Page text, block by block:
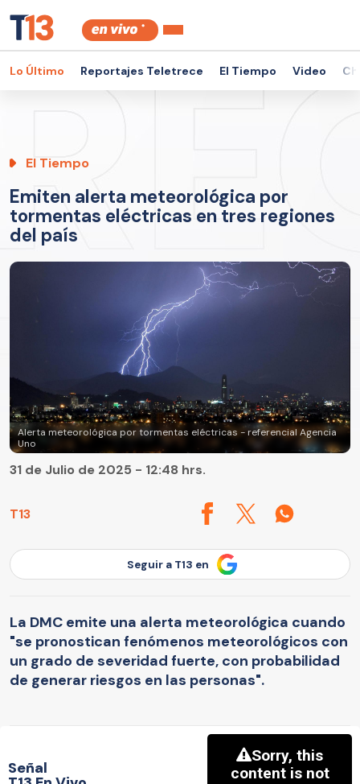
Lo Último Reportajes Teletrece El Tiempo Video
El Tiempo
Emiten alerta meteorológica por
tormentas eléctricas en tres regiones
del país
Alerta meteorológica por tormentas eléctricas - referencial Agencia
Uno
T13
31 de Julio de 2025 - 12:48 hrs.
Seguir a T13 en
La DMC emite una alerta meteorológica cuando
"se pronostican fenómenos meteorológicos con
un grado de severidad fuerte, con probabilidad
de generar riesgos en las personas".
Señal